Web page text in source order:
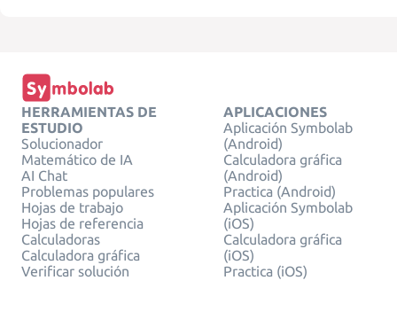
HERRAMIENTAS DE
ESTUDIO
Solucionador
Matemático de IA
AI Chat
Problemas populares
Hojas de trabajo
Hojas de referencia
Calculadoras
Calculadora gráfica
Verificar solución
APLICACIONES
Aplicación Symbolab
(Android)
Calculadora gráfica
(Android)
Practica (Android)
Aplicación Symbolab
(iOS)
Calculadora gráfica
(iOS)
Practica (iOS)